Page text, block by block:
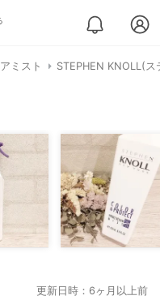
ミスト STEPHEN KNOLL(
更新日時：6ヶ月以上前